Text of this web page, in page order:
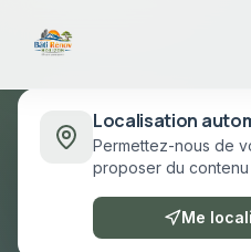
Accueil Prestations/
Gironde (33)
Localisation
Permettez-nous de
proposer du
Me